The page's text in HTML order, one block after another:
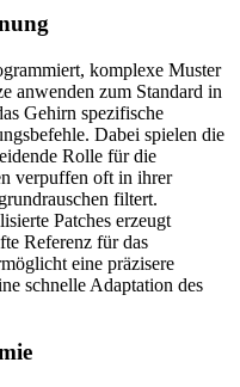
komplexe Muster
anwenden zum Standard in
Gehirn spezifische
Dabei spielen die
Rolle für die
verpuffen oft in ihrer
filtert.
Patches erzeugt
Referenz für das
eine präzisere
schnelle Adaptation des